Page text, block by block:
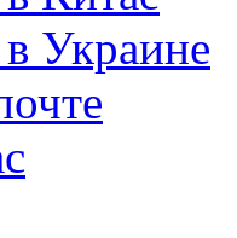
Украине